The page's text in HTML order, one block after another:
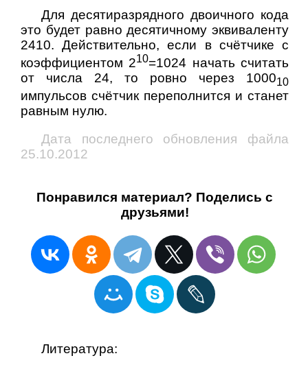
Для десятиразрядного двоичного кода
это будет равно десятичному эквиваленту
2410. Действительно, если в счётчике с
коэффициентом 210=1024 начать считать
от числа 24, то ровно через 100010
импульсов счётчик переполнится и станет
равным нулю.
Дата последнего обновления файла
25.10.2012
Понравился материал? Поделись с
друзьями!
Литература: